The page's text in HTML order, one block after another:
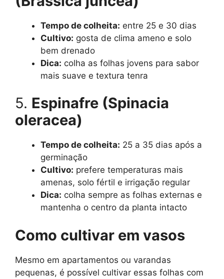
Tempo de colheita: entre 25 e 30 dias
Cultivo: gosta de clima ameno e solo
bem drenado
Dica: colha as folhas jovens para sabor
mais suave e textura tenra
5. Espinafre (Spinacia
oleracea)
Tempo de colheita: 25 a 35 dias após a
germinação
Cultivo: prefere temperaturas mais
amenas, solo fértil e irrigação regular
Dica: colha sempre as folhas externas e
mantenha o centro da planta intacto
Como cultivar em vasos
Mesmo em apartamentos ou varandas
pequenas, é possível cultivar essas folhas com